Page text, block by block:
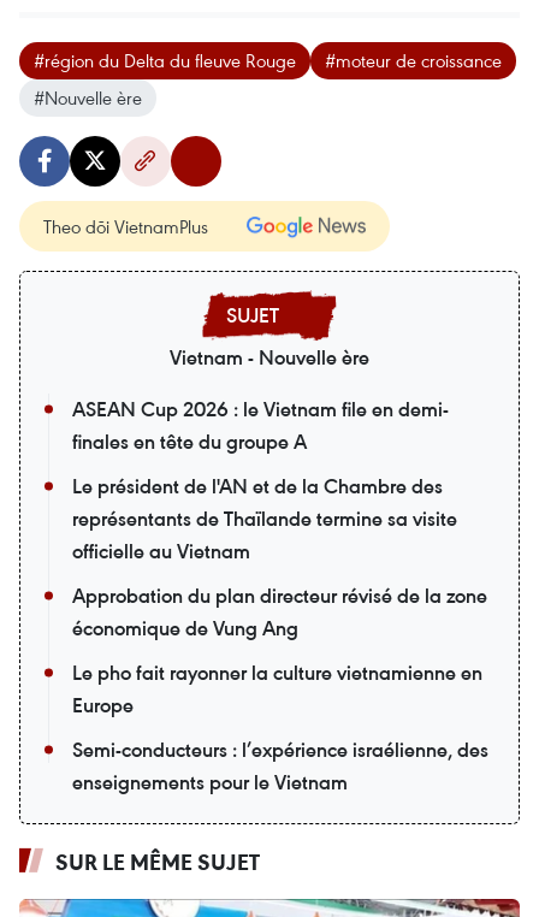
#région du Delta du fleuve Rouge
#moteur de croissance
#Nouvelle ère
Theo dõi VietnamPlus
Vietnam - Nouvelle ère
ASEAN Cup 2026 : le Vietnam file en demi-
finales en tête du groupe A
Le président de l'AN et de la Chambre des
représentants de Thaïlande termine sa visite
officielle au Vietnam
Approbation du plan directeur révisé de la zone
économique de Vung Ang
Le pho fait rayonner la culture vietnamienne en
Europe
Semi-conducteurs : l’expérience israélienne, des
enseignements pour le Vietnam
SUR LE MÊME SUJET